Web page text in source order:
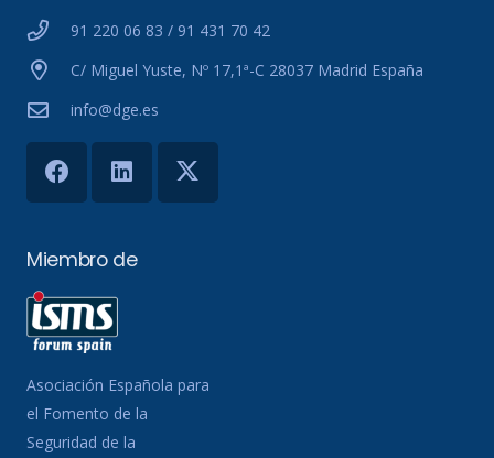
91 220 06 83 / 91 431 70 42
C/ Miguel Yuste, Nº 17,1ª-C 28037 Madrid España
info@dge.es
Miembro de
Asociación Española para
el Fomento de la
Seguridad de la